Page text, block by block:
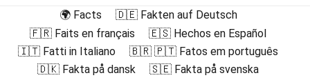
🌍 Facts
🇩🇪 Fakten auf Deutsch
🇫🇷 Faits en français
🇪🇸 Hechos en Español
🇮🇹 Fatti in Italiano
🇧🇷 🇵🇹 Fatos em português
🇩🇰 Fakta på dansk
🇸🇪 Fakta på svenska